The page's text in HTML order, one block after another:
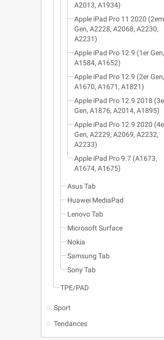
A2013, A1934)
Apple iPad Pro 11 2020
Gen, A2228, A2068, A2230,
A2231)
Apple iPad Pro 12.9 (1er Gen,
A1584, A1652)
Apple iPad Pro 12.9 (2er Gen,
A1670, A1671, A1821)
Apple iPad Pro 12.9 2018
Gen, A1876, A2014, A1895)
Apple iPad Pro 12.9 2020
Gen, A2229, A2069, A2232,
A2233)
Apple iPad Pro 9.7 (A1673,
A1674, A1675)
Asus Tab
Huawei MediaPad
Lenovo Tab
Microsoft Surface
Nokia
Samsung Tab
Sony Tab
TPE/PAD
Sport
Tendances